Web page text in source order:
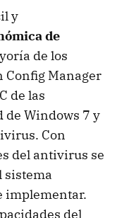
y
de
de los
Config Manager
de las
de Windows 7 y
Con
del antivirus se
sistema
implementar.
del